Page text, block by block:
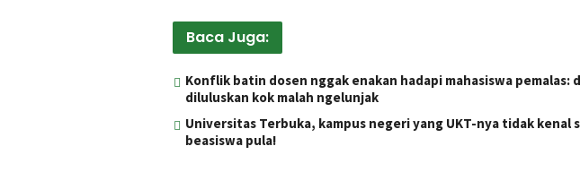
Baca Juga:
Konflik batin dosen nggak enakan hadapi mahasiswa pemalas:
diluluskan kok malah ngelunjak
Universitas Terbuka, kampus negeri yang UKT-nya tidak kenal
beasiswa pula!